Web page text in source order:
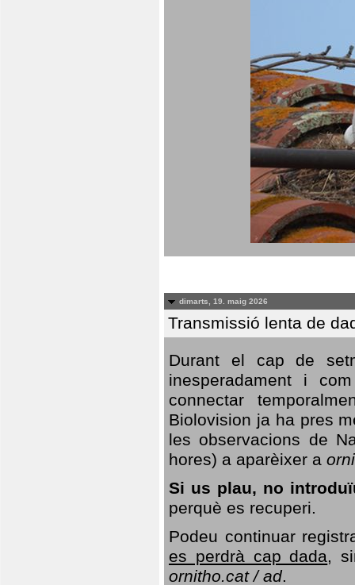
dimarts, 19. maig 2026
Transmissió lenta de
Durant el cap de
inesperadament i
connectar
Biolovision ja ha pres
les observacions de
hores) a aparèixer a
Si us plau, no
perquè es recuperi.
Podeu continuar
es perdrà cap dada,
ornitho.cat / ad.